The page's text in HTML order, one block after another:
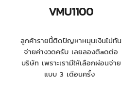
VMU1100
ลูกค้ารายนี้ติดปัญหาหมุนเงินไม่ทัน
จ่ายค่างวดครับ เลยลองติaดต่อ
บริษัท เพราะเรามีให้เลือกผ่อนจ่าย
แบบ 3 เดือนครั้ง